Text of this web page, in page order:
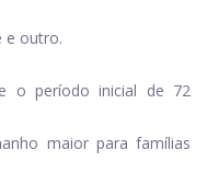
e outro.
o período inicial de 72
maior para famílias